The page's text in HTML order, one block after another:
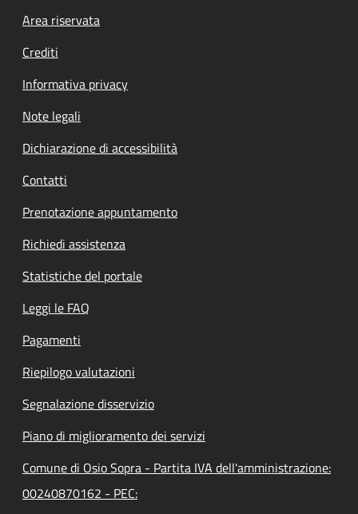
Footer menu
Area riservata
Crediti
Informativa privacy
Note legali
Dichiarazione di accessibilità
Contatti
Prenotazione appuntamento
Richiedi assistenza
Statistiche del portale
Leggi le FAQ
Pagamenti
Riepilogo valutazioni
Segnalazione disservizio
Piano di miglioramento dei servizi
Comune di Osio Sopra - Partita IVA dell'amministrazione:
00240870162 - PEC: